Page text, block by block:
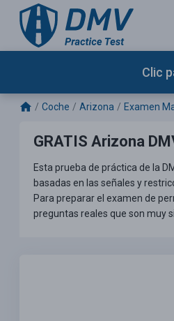
Clic
Coche Arizona Examen
GRATIS Arizona
Esta prueba de práctica de la
basadas en las señales y
Para preparar el examen de
preguntas reales que son muy